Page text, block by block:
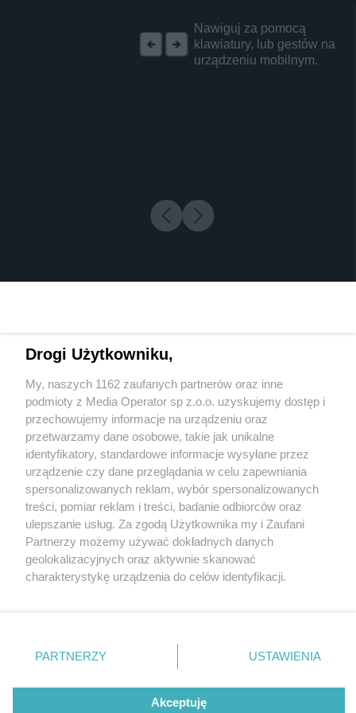
Nawiguj za pomocą
klawiatury, lub gestów na
urządzeniu mobilnym.
5 / 0
Wydawca mediów lokalnych
Nie zapomnij
zapoznać się z:
polityką prywatności
Twojemiasto
Piekary Śląskie
Chorzów
Tarnowskie Góry
Gliwice
Skontakuj sięz nami
Kontakt
Redakcja
Newsletter
Drogi Użytkowniku,
My, naszych 1162 zaufanych partnerów oraz inne
podmioty z Media Operator sp z.o.o. uzyskujemy dostęp i
przechowujemy informacje na urządzeniu oraz
przetwarzamy dane osobowe, takie jak unikalne
identyfikatory, standardowe informacje wysyłane przez
urządzenie czy dane przeglądania w celu zapewniania
spersonalizowanych reklam, wybór spersonalizowanych
treści, pomiar reklam i treści, badanie odbiorców oraz
ulepszanie usług. Za zgodą Użytkownika my i Zaufani
Partnerzy możemy używać dokładnych danych
geolokalizacyjnych oraz aktywnie skanować
charakterystykę urządzenia do celów identyfikacji.
zmienić/wycofać klikając przycisk ustawień prywatności
znajdujący się w lewym dolnym rogu strony
rodzaje przetwarzania danych nie wymagają zgody
użytkownika, ale masz prawo sprzeciwić się takiemu
PARTNERZY USTAWIENIA
Akceptuję